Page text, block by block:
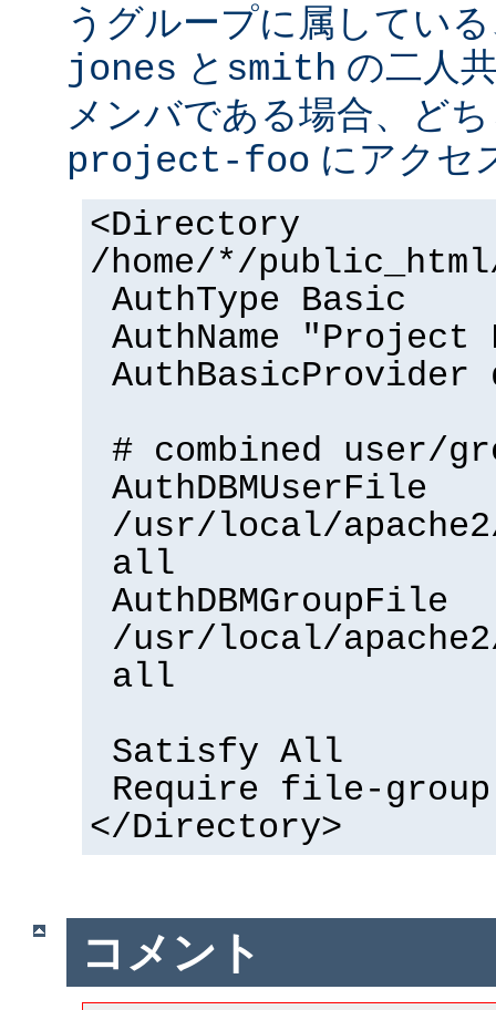
うグループに属してい
jones と smith の二人
メンバである場合、ど
project-foo にアクセ
<Directory
/home/*/
AuthType Basic
AuthName
AuthBasicProvider
# combined user/
AuthDBMUserFile
/usr/local/
all
AuthDBMGroupFile
/usr/local/
all
Satisfy All
Require file-group
</Directory>
コメント